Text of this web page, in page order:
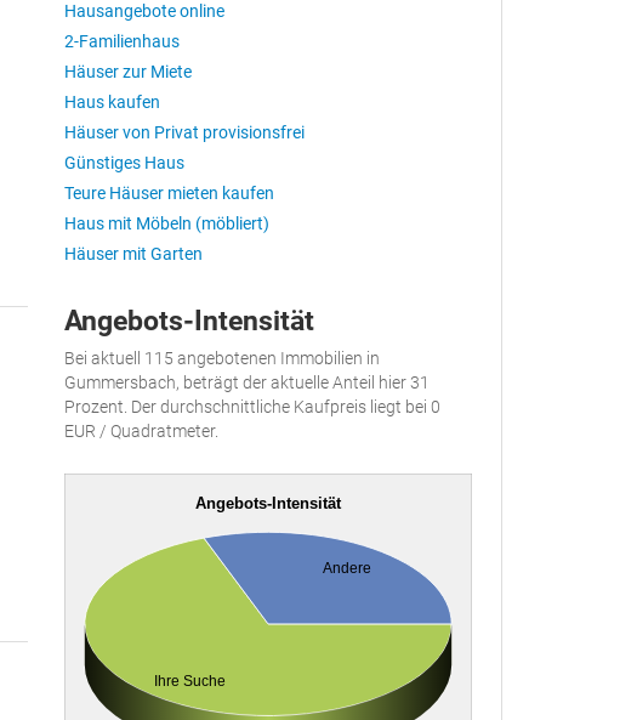
Hausangebote online
2-Familienhaus
Häuser zur Miete
Haus kaufen
Häuser von Privat provisionsfrei
Günstiges Haus
Teure Häuser mieten kaufen
Haus mit Möbeln (möbliert)
Häuser mit Garten
Angebots-Intensität
Bei aktuell 115 angebotenen Immobilien in
Gummersbach, beträgt der aktuelle Anteil hier 31
Prozent. Der durchschnittliche Kaufpreis liegt bei 0
EUR / Quadratmeter.
Angebots-Intensität
Ihre Suche
Andere